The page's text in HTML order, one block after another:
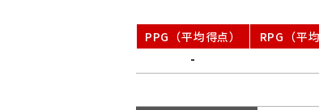
PPG（平均得点） RPG（平
-